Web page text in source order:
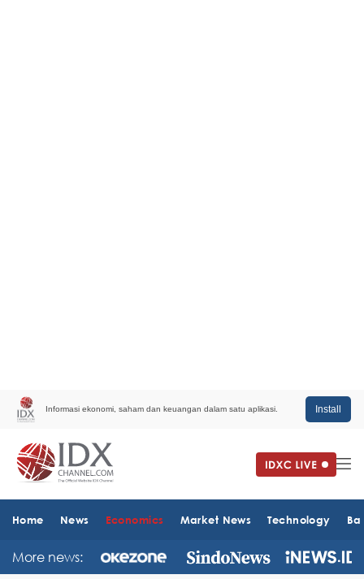
Informasi ekonomi, saham dan keuangan dalam satu aplikasi. Install
Home News Economics Market News Technology
More news: